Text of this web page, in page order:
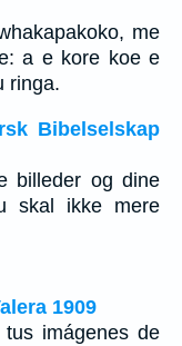
me
a e kore koe e
ringa.
Bibelselskap
billeder og dine
skal ikke mere
1909
imágenes de